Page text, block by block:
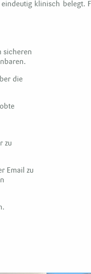
klinisch
sicheren
die
zu
Email zu